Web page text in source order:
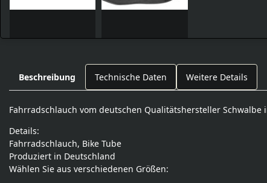
Beschreibung Technische Daten Weitere Details
Fahrradschlauch vom deutschen Qualitätshersteller
Details:
Fahrradschlauch, Bike Tube
Produziert in Deutschland
Wählen Sie aus verschiedenen Größen: